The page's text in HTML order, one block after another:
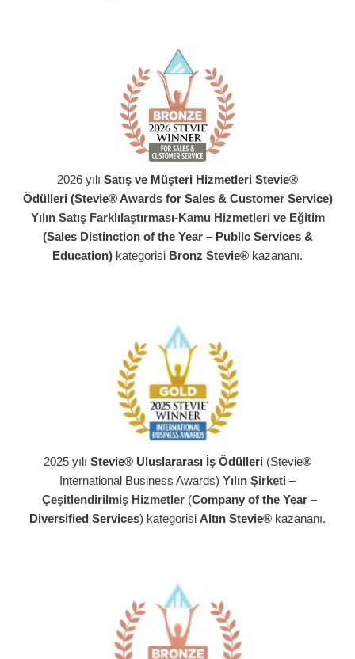
2026 yılı Satış ve Müşteri Hizmetleri Stevie®
Ödülleri (Stevie® Awards for Sales & Customer Service)
Yılın Satış Farklılaştırması-Kamu Hizmetleri ve Eğitim
(Sales Distinction of the Year – Public Services &
Education) kategorisi Bronz Stevie® kazananı.
2025 yılı Stevie® Uluslararası İş Ödülleri (Stevie®
International Business Awards) Yılın Şirketi –
Çeşitlendirilmiş Hizmetler(Company of the Year –
Diversified Services) kategorisi Altın Stevie® kazananı.